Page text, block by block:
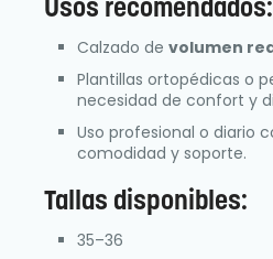
Usos recomendados:
Calzado de volumen
Plantillas ortopédicas o
necesidad de confort y
Uso profesional o diario
comodidad y soporte.
Tallas disponibles:
35–36